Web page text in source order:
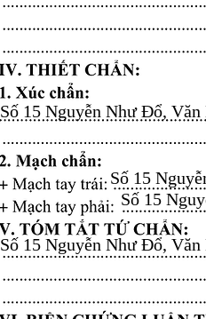
Số 15 Nguyễn Như Đổ,
Số 15
Số 15
Số 15 Nguyễn Như Đổ,